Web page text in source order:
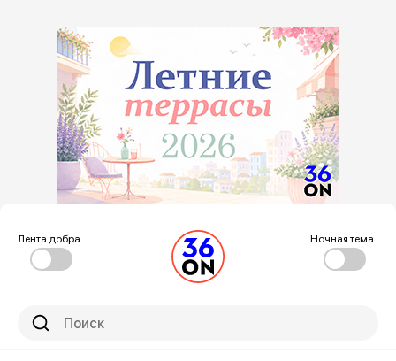
Лента добра Ночная тема